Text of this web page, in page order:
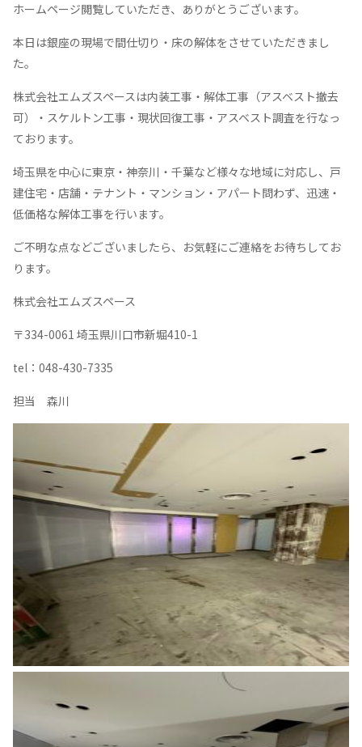
ホームページ閲覧していただき、ありがとうございます。
本日は銀座の現場で間仕切り・床の解体をさせていただきまし
た。
株式会社エムズスペースは内装工事・解体工事（アスベスト撤去
可）・スケルトン工事・現状回復工事・アスベスト調査を行なっ
ております。
埼玉県を中心に東京・神奈川・千葉など様々な地域に対応し、戸
建住宅・店舗・テナント・マンション・アパート問わず、迅速・
低価格な解体工事を行います。
ご不明な点などございましたら、お気軽にご連絡をお待ちしてお
ります。
株式会社エムズスペース
〒334-0061 埼玉県川口市新堀410-1
tel：048-430-7335
担当 森川